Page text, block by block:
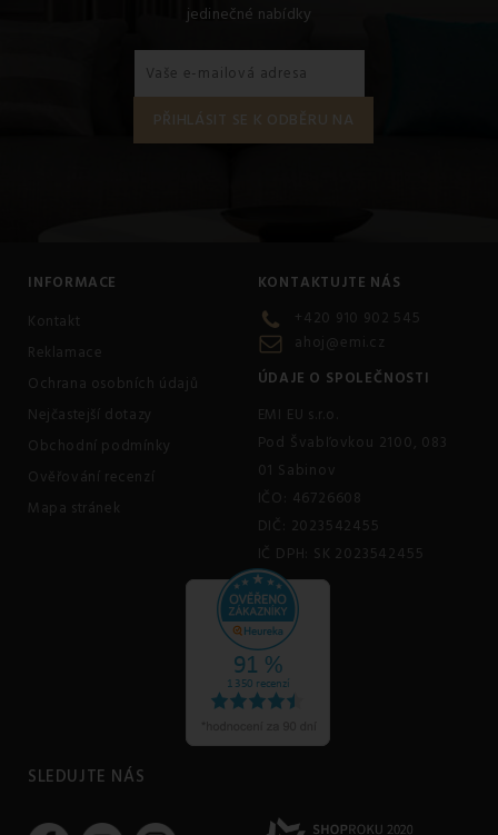
jedinečné nabídky
INFORMACE
Kontakt
Reklamace
Ochrana osobních údajů
Nejčastejší dotazy
Obchodní podmínky
Ověřování recenzí
Mapa stránek
KONTAKTUJTE NÁS
+420 910 902 545
ahoj@emi.cz
ÚDAJE O SPOLEČNOSTI
EMI EU s.r.o.
Pod Švabľovkou 2100, 083
01 Sabinov
IČO: 46726608
DIČ: 2023542455
IČ DPH: SK 2023542455
SLEDUJTE NÁS